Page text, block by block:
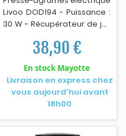
Livoo DOD194 - Puissance :
30 W - Récupérateur de jus
dépliable pour service
direct - 1 cône - Couvercle
de protection anti-
poussière - Accessoires
amovibles - Démarrage
automatique - Rotation à
double sens - Système
anti-gouttes - Poids : 0,76
Livraison en express chez
vous aujourd'hui avant
18h00
38,90 €
En stock Mayotte